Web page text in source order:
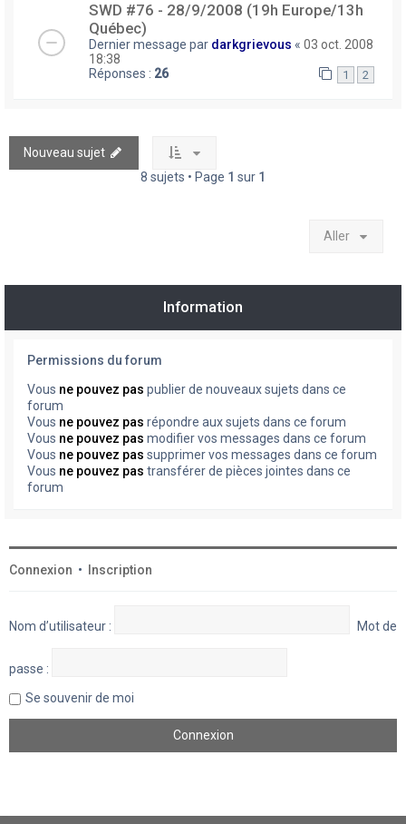
SWD #76 - 28/9/2008 (19h Europe/13h
Québec)
Dernier message par darkgrievous « 03 oct. 2008
18:38
Réponses : 26 1 2
Nouveau sujet
8 sujets • Page 1 sur 1
Aller
Information
Permissions du forum
Vous ne pouvez pas publier de nouveaux sujets dans ce
forum
Vous ne pouvez pas répondre aux sujets dans ce forum
Vous ne pouvez pas modifier vos messages dans ce forum
Vous ne pouvez pas supprimer vos messages dans ce forum
Vous ne pouvez pas transférer de pièces jointes dans ce
forum
Connexion • Inscription
Nom d’utilisateur : Mot de
passe :
Se souvenir de moi